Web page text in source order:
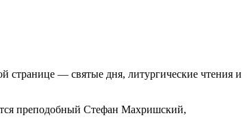
странице — святые дня, литургические чтения и
преподобный Стефан Махришский,